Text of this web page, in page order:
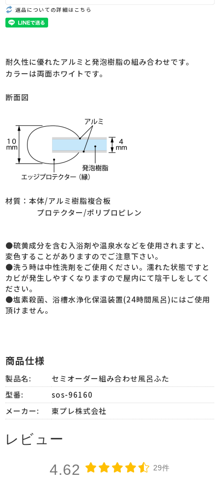
返品についての詳細はこちら
耐久性に優れたアルミと発泡樹脂の組み合わせです。
カラーは両面ホワイトです。
断面図
材質：本体/アルミ樹脂複合板
プロテクター/ポリプロピレン
●硫黄成分を含む入浴剤や温泉水などを使用されますと、
変色することがありますのでご注意下さい。
●洗う時は中性洗剤をご使用ください。濡れた状態ですと
カビが発生しやすくなりますので屋内にて陰干しをしてく
ださい。
●塩素殺菌、浴槽水浄化保温装置(24時間風呂)にはご使用
頂けません。
商品仕様
製品名:
セミオーダー組み合わせ風呂ふた
型番:
sos-96160
メーカー:
東プレ株式会社
レビュー
4.62 29件